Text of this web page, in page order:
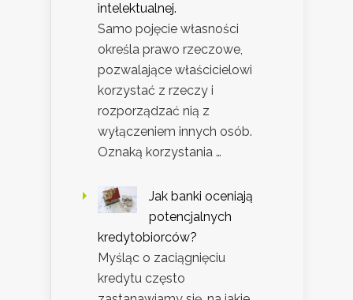
intelektualnej.
Samo pojęcie własności
określa prawo rzeczowe,
pozwalające właścicielowi
korzystać z rzeczy i
rozporządzać nią z
wyłączeniem innych osób.
Oznaką korzystania …
Jak banki oceniają
potencjalnych
kredytobiorców?
Myśląc o zaciągnięciu
kredytu często